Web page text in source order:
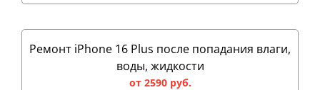
Ремонт iPhone 16 Plus после попадания влаги,
воды, жидкости
от 2590 руб.